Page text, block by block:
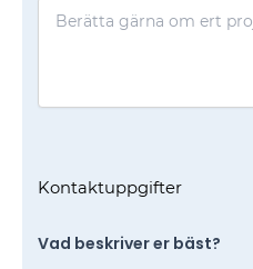
Kontaktuppgifter
Vad beskriver er bäst?